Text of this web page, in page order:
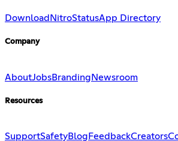
Download NitroStatusApp Directory
Company
AboutJobsBrandingNewsroom
Resources
SupportSafetyBlog FeedbackCreators